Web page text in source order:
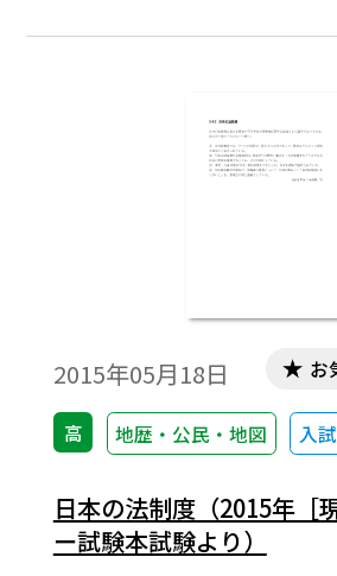
2015年05月18日
高 地歴・公民・地図 入
お
日本の法制度（2015年［
ー試験本試験より）